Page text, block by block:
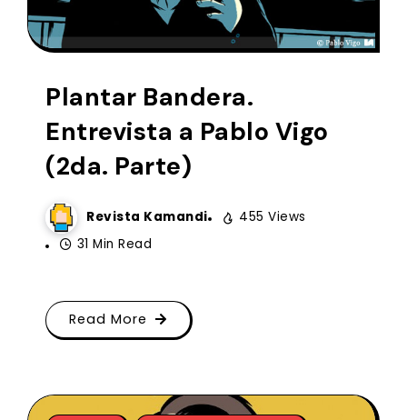
Plantar Bandera.
Entrevista a Pablo Vigo
(2da. Parte)
Revista Kamandi
455 Views
31 Min Read
Read More